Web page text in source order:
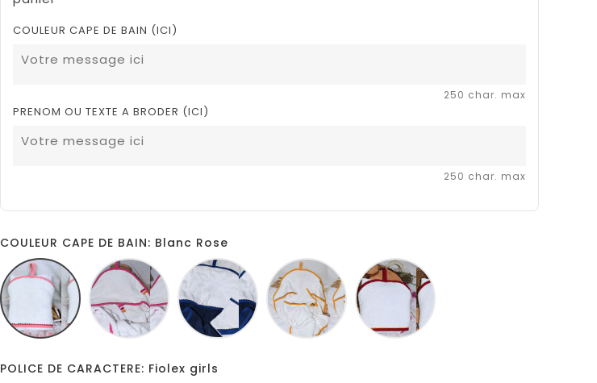
COULEUR CAPE DE BAIN (ICI)
250 char. max
PRENOM OU TEXTE A BRODER (ICI)
250 char. max
COULEUR CAPE DE BAIN: Blanc Rose
Blanc
Rose
Blanc
fucshia
Bleu
Blanc
Blanc
jaune
POLICE DE CARACTERE: Fiolex girls